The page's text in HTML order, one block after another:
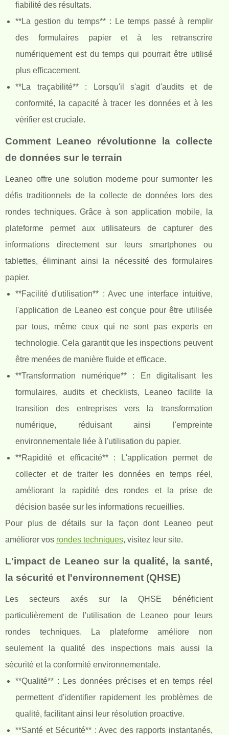
fiabilité des résultats.
**La gestion du temps** : Le temps passé à remplir
des formulaires papier et à les retranscrire
numériquement est du temps qui pourrait être utilisé
plus efficacement.
**La traçabilité** : Lorsqu'il s'agit d'audits et de
conformité, la capacité à tracer les données et à les
vérifier est cruciale.
Comment Leaneo révolutionne la collecte
de données sur le terrain
Leaneo offre une solution moderne pour surmonter les
défis traditionnels de la collecte de données lors des
rondes techniques. Grâce à son application mobile, la
plateforme permet aux utilisateurs de capturer des
informations directement sur leurs smartphones ou
tablettes, éliminant ainsi la nécessité des formulaires
papier.
**Facilité d'utilisation** : Avec une interface intuitive,
l'application de Leaneo est conçue pour être utilisée
par tous, même ceux qui ne sont pas experts en
technologie. Cela garantit que les inspections peuvent
être menées de manière fluide et efficace.
**Transformation numérique** : En digitalisant les
formulaires, audits et checklists, Leaneo facilite la
transition des entreprises vers la transformation
numérique, réduisant ainsi l'empreinte
environnementale liée à l'utilisation du papier.
**Rapidité et efficacité** : L'application permet de
collecter et de traiter les données en temps réel,
améliorant la rapidité des rondes et la prise de
décision basée sur les informations recueillies.
Pour plus de détails sur la façon dont Leaneo peut
améliorer vos rondes techniques, visitez leur site.
L'impact de Leaneo sur la qualité, la santé,
la sécurité et l'environnement (QHSE)
Les secteurs axés sur la QHSE bénéficient
particulièrement de l'utilisation de Leaneo pour leurs
rondes techniques. La plateforme améliore non
seulement la qualité des inspections mais aussi la
sécurité et la conformité environnementale.
**Qualité** : Les données précises et en temps réel
permettent d'identifier rapidement les problèmes de
qualité, facilitant ainsi leur résolution proactive.
**Santé et Sécurité** : Avec des rapports instantanés,